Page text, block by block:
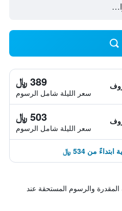
389 ﷼
سعر الليلة شامل الرسوم
503 ﷼
سعر الليلة شامل الرسوم
والرسوم المستحقة عند